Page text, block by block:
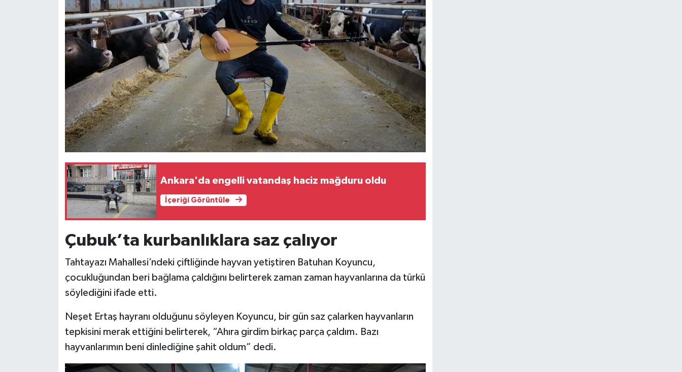
Ankara'da engelli vatandaş haciz mağduru oldu
İçeriği Görüntüle
Çubuk’ta kurbanlıklara saz çalıyor
Tahtayazı Mahallesi’ndeki çiftliğinde hayvan yetiştiren Batuhan Koyuncu,
çocukluğundan beri bağlama çaldığını belirterek zaman zaman hayvanlarına da türkü
söylediğini ifade etti.
Neşet Ertaş hayranı olduğunu söyleyen Koyuncu, bir gün saz çalarken hayvanların
tepkisini merak ettiğini belirterek, “Ahıra girdim birkaç parça çaldım. Bazı
hayvanlarımın beni dinlediğine şahit oldum” dedi.
Televizyon
Yaşam-Çevre